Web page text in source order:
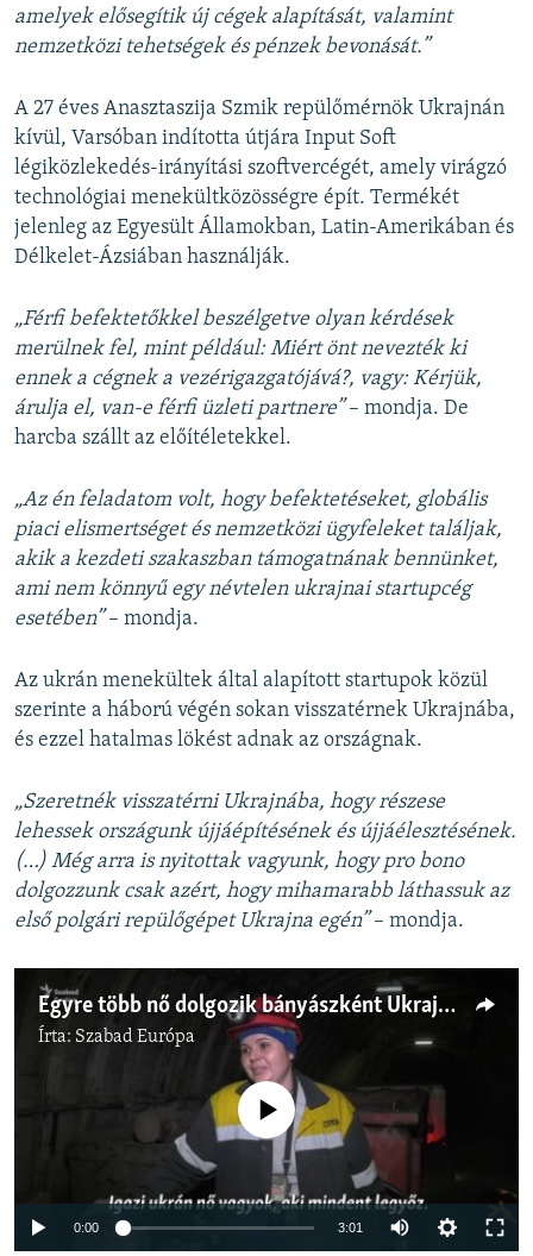
amelyek elősegítik új cégek alapítását, valamint
nemzetközi tehetségek és pénzek bevonását.”
A 27 éves Anasztaszija Szmik repülőmérnök Ukrajnán
kívül, Varsóban indította útjára Input Soft
légiközlekedés-irányítási szoftvercégét, amely virágzó
technológiai menekültközösségre épít. Termékét
jelenleg az Egyesült Államokban, Latin-Amerikában és
Délkelet-Ázsiában használják.
„Férfi befektetőkkel beszélgetve olyan kérdések
merülnek fel, mint például: Miért önt nevezték ki
ennek a cégnek a vezérigazgatójává?, vagy: Kérjük,
árulja el, van-e férfi üzleti partnere”– mondja. De
harcba szállt az előítéletekkel.
„Az én feladatom volt, hogy befektetéseket, globális
piaci elismertséget és nemzetközi ügyfeleket találjak,
akik a kezdeti szakaszban támogatnának bennünket,
ami nem könnyű egy névtelen ukrajnai startupcég
esetében”– mondja.
Az ukrán menekültek által alapított startupok közül
szerinte a háború végén sokan visszatérnek Ukrajnába,
és ezzel hatalmas lökést adnak az országnak.
„Szeretnék visszatérni Ukrajnába, hogy részese
lehessek országunk újjáépítésének és újjáélesztésének.
(…) Még arra is nyitottak vagyunk, hogy pro bono
dolgozzunk csak azért, hogy mihamarabb láthassuk az
első polgári repülőgépet Ukrajna egén”– mondja.
Egyre több nő dolgozik bányászként Ukrajnában, miután a férfi munkásokat besorozták, és rájuk hárult a családfenntartás
Írta: Szabad Európa
Jelenleg nincs elérhető tartalom
0:00 3:01